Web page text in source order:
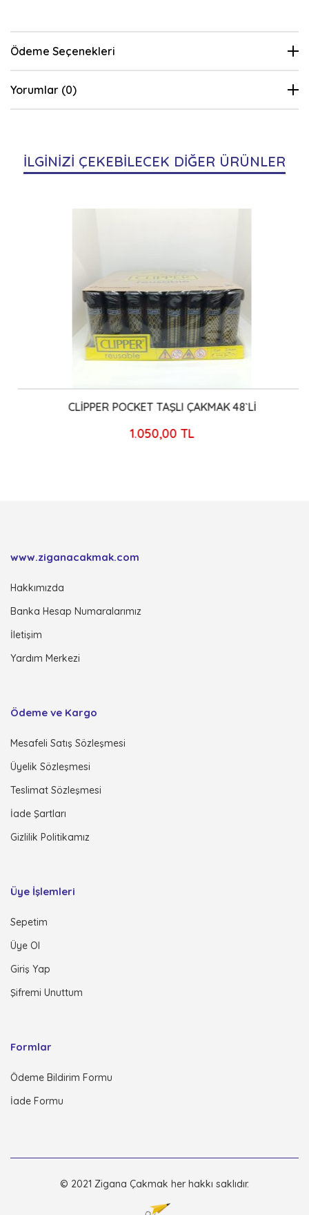
Ödeme Seçenekleri
Yorumlar (0)
İLGİNİZİ ÇEKEBİLECEK DİĞER ÜRÜNLER
CLİPPER POCKET TAŞLI ÇAKMAK 48`Lİ
1.050,00 TL
www.ziganacakmak.com
Hakkımızda
Banka Hesap Numaralarımız
İletişim
Yardım Merkezi
Ödeme ve Kargo
Mesafeli Satış Sözleşmesi
Üyelik Sözleşmesi
Teslimat Sözleşmesi
İade Şartları
Gizlilik Politikamız
Üye İşlemleri
Sepetim
Üye Ol
Giriş Yap
Şifremi Unuttum
Formlar
Ödeme Bildirim Formu
İade Formu
© 2021 Zigana Çakmak her hakkı saklıdır.